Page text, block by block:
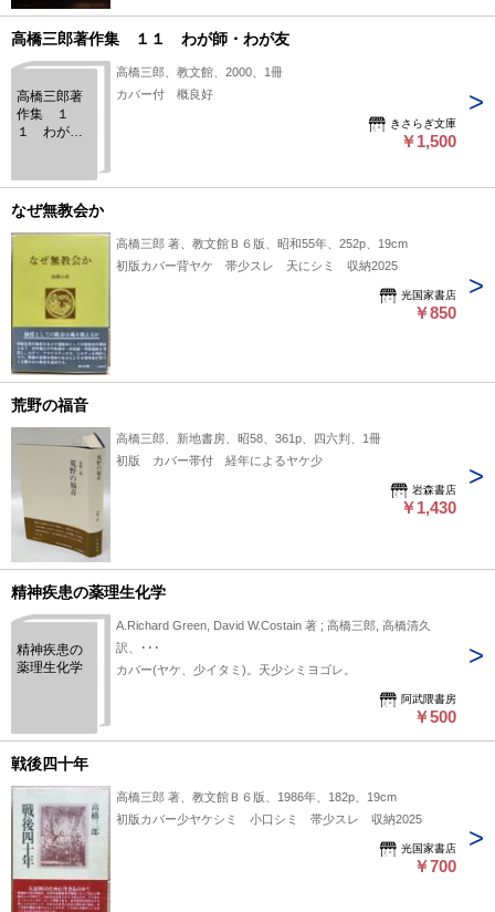
高橋三郎著作集 １１ わが師・わが友
高橋三郎著
作集 １
１ わが
高橋三郎、教文館、2000、1冊
カバー付 概良好
きさらぎ文庫
￥1,500
なぜ無教会か
高橋三郎 著、教文館Ｂ６版、昭和55年、252p、19cm
初版カバー背ヤケ 帯少スレ 天にシミ 収納2025
光国家書店
￥850
荒野の福音
高橋三郎、新地書房、昭58、361p、四六判、1冊
初版 カバー帯付 経年によるヤケ少
岩森書店
￥1,430
精神疾患の薬理生化学
精神疾患の
薬理生化学
A.Richard Green, David W.Costain 著 ; 高橋三郎, 高橋清久
訳、･･･
カバー(ヤケ、少イタミ)。天少シミヨゴレ。
阿武隈書房
￥500
戦後四十年
高橋三郎 著、教文館Ｂ６版、1986年、182p、19cm
初版カバー少ヤケシミ 小口シミ 帯少スレ 収納2025
光国家書店
￥700